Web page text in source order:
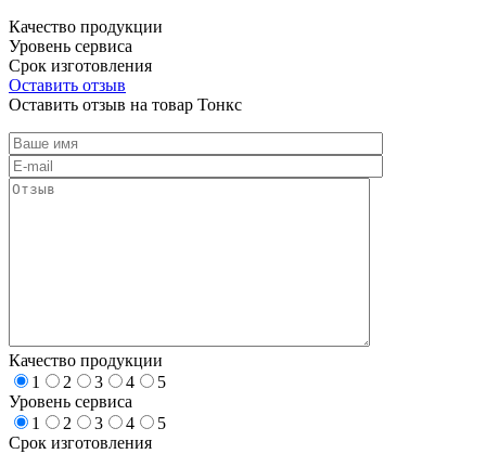
Качество продукции
Уровень сервиса
Срок изготовления
Оставить отзыв
Оставить отзыв на товар Тонкс
Качество продукции
1
2 3 4
5
Уровень сервиса
1
2 3 4
5
Срок изготовления